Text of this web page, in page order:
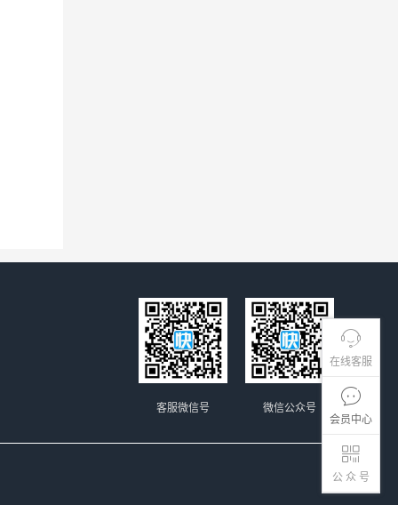
在线客服
会员中心
公 众 号
微信公众号
客服微信号